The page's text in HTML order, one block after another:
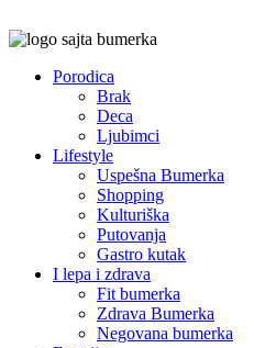
Porodica
Brak
Deca
Ljubimci
Lifestyle
Uspešna Bumerka
Shopping
Kulturiška
Putovanja
Gastro kutak
I lepa i zdrava
Fit bumerka
Zdrava Bumerka
Negovana bumerka